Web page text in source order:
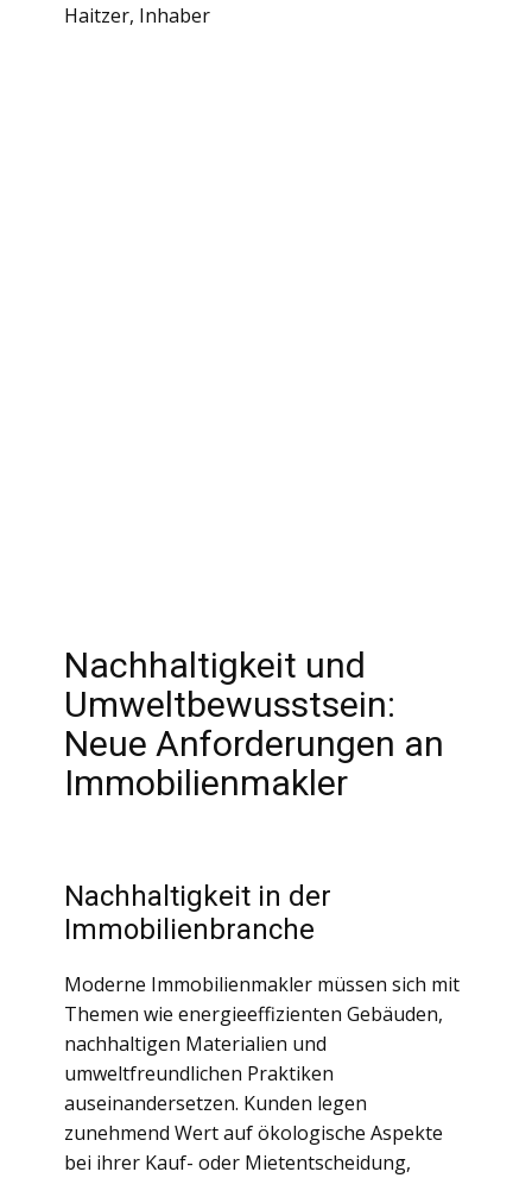
Haitzer, Inhaber
Nachhaltigkeit und
Umweltbewusstsein:
Neue Anforderungen an
Immobilienmakler
Nachhaltigkeit in der
Immobilienbranche
Moderne Immobilienmakler müssen sich mit
Themen wie energieeffizienten Gebäuden,
nachhaltigen Materialien und
umweltfreundlichen Praktiken
auseinandersetzen. Kunden legen
zunehmend Wert auf ökologische Aspekte
bei ihrer Kauf- oder Mietentscheidung,